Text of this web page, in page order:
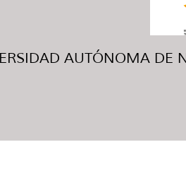
AUTÓNOMA DE